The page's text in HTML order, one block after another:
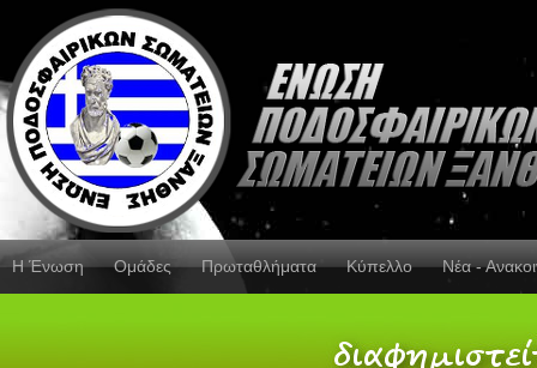
Η Ένωση Ομάδες Πρωταθλήματα Κύπελλο Νέα -